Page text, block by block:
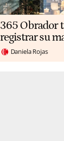
365 Obrador
registrar su
Daniela Rojas